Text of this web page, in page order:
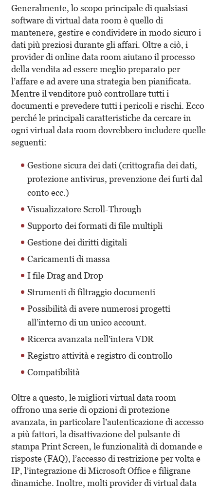
Generalmente, lo scopo principale di qualsiasi
software di virtual data room è quello di
mantenere, gestire e condividere in modo sicuro i
dati più preziosi durante gli affari. Oltre a ciò, i
provider di online data room aiutano il processo
della vendita ad essere meglio preparato per
l’affare e ad avere una strategia ben pianificata.
Mentre il venditore può controllare tutti i
documenti e prevedere tutti i pericoli e rischi. Ecco
perché le principali caratteristiche da cercare in
ogni virtual data room dovrebbero includere quelle
seguenti:
Gestione sicura dei dati (crittografia dei dati,
protezione antivirus, prevenzione dei furti dal
conto ecc.)
Visualizzatore Scroll-Through
Supporto dei formati di file multipli
Gestione dei diritti digitali
Caricamenti di massa
I file Drag and Drop
Strumenti di filtraggio documenti
Possibilità di avere numerosi progetti
all’interno di un unico account.
Ricerca avanzata nell’intera VDR
Registro attività e registro di controllo
Compatibilità
Oltre a questo, le migliori virtual data room
offrono una serie di opzioni di protezione
avanzata, in particolare l’autenticazione di accesso
a più fattori, la disattivazione del pulsante di
stampa Print Screen, le funzionalità di domande e
risposte (FAQ), l’accesso di restrizione per volta e
IP, l’integrazione di Microsoft Office e filigrane
dinamiche. Inoltre, molti provider di virtual data